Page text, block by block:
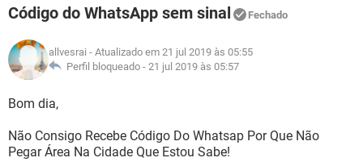
INSTAGRAM GMAIL
GUIA DE COMPRAS
INSTAGRAM GMAIL
GUIA DE COMPRAS
JOGOS WHATSAPP
CELULAR
OUTLOOK EXCEL
INSTAGRAM
FÓRUM
JOGOS WHATSAPP
CELULAR
OUTLOOK
INSTAGRAM GMAIL
GLOSSÁRIO
JOGOS
OUTLOOK EXCEL
Código do WhatsApp sem sinal Fechado
allvesrai - Atualizado em 21 jul 2019 às 05:55
Perfil bloqueado - 21 jul 2019 às 05:57
Bom dia,
Não Consigo Recebe Código Do Whatsap Por Que Não
Pegar Área Na Cidade Que Estou Sabe!